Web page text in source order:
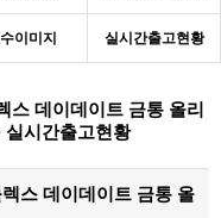
이미지 실시간출고현황
스 데이데이트 금통 올리
실시간출고현황
스 데이데이트 금통 올